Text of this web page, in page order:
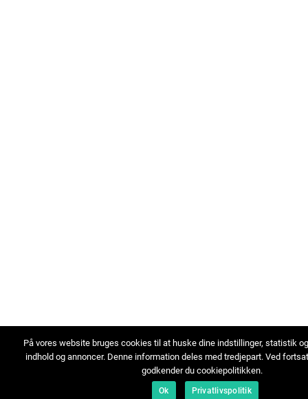
På vores website bruges cookies til at huske dine indstillinger, statistik
indhold og annoncer. Denne information deles med tredjepart. Ved
godkender du cookiepolitikken.
Ok Privatlivspolitik